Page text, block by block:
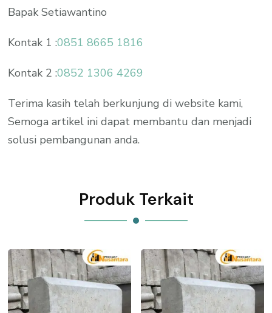
Bapak Setiawantino
Kontak 1 :0851 8665 1816
Kontak 2 :0852 1306 4269
Terima kasih telah berkunjung di website kami,
Semoga artikel ini dapat membantu dan menjadi
solusi pembangunan anda.
Produk Terkait